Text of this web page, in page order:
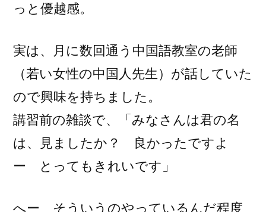
ゃ
な
新
海
品
中
っと優越感。
実は、月に数回通う中国語教室の老師
（若い女性の中国人先生）が話していた
ので興味を持ちました。
講習前の雑談で、「みなさんは君の名
は、見ましたか？ 良かったですよ
ー とってもきれいです」
へー そういうのやっているんだ程度